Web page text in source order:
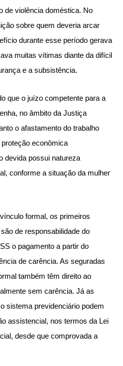
de violência doméstica. No
sobre quem deveria arcar
durante esse período gerava
muitas vítimas diante da difícil
e a subsistência.
que o juízo competente para a
no âmbito da Justiça
o afastamento do trabalho
econômica
devida possui natureza
conforme a situação da mulher
formal, os primeiros
de responsabilidade do
o pagamento a partir do
de carência. As seguradas
também têm direito ao
sem carência. Já as
sistema previdenciário podem
assistencial, nos termos da Lei
desde que comprovada a